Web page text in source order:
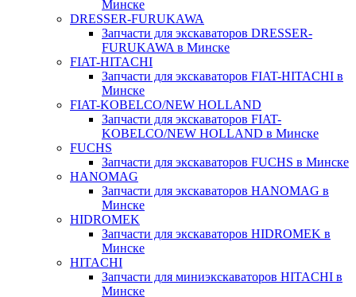
Минске
DRESSER-FURUKAWA
Запчасти для экскаваторов DRESSER-
FURUKAWA в Минске
FIAT-HITACHI
Запчасти для экскаваторов FIAT-HITACHI в
Минске
FIAT-KOBELCO/NEW HOLLAND
Запчасти для экскаваторов FIAT-
KOBELCO/NEW HOLLAND в Минске
FUCHS
Запчасти для экскаваторов FUCHS в Минске
HANOMAG
Запчасти для экскаваторов HANOMAG в
Минске
HIDROMEK
Запчасти для экскаваторов HIDROMEK в
Минске
HITACHI
Запчасти для миниэкскаваторов HITACHI в
Минске